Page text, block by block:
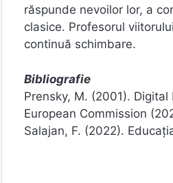
răspunde nevoilor lor, a
clasice. Profesorul
continuă schimbare.
Bibliografie
Prensky, M. (2001).
European Commission
Salajan, F. (2022).